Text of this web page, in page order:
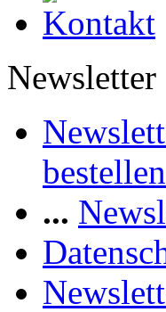
Newsletter
bestellen
...